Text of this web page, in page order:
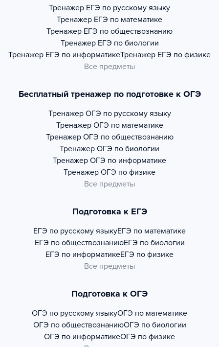
Тренажер ЕГЭ по русскому языку
Тренажер ЕГЭ по математике
Тренажер ЕГЭ по обществознанию
Тренажер ЕГЭ по биологии
Тренажер ЕГЭ по информатикеТренажер ЕГЭ по физике
Все предметы
Бесплатный тренажер по подготовке к ОГЭ
Тренажер ОГЭ по русскому языку
Тренажер ОГЭ по математике
Тренажер ОГЭ по обществознанию
Тренажер ОГЭ по биологии
Тренажер ОГЭ по информатике
Тренажер ОГЭ по физике
Все предметы
Подготовка к ЕГЭ
ЕГЭ по русскому языкуЕГЭ по математике
ЕГЭ по обществознаниюЕГЭ по биологии
ЕГЭ по информатикеЕГЭ по физике
Все предметы
Подготовка к ОГЭ
ОГЭ по русскому языкуОГЭ по математике
ОГЭ по обществознаниюОГЭ по биологии
ОГЭ по информатикеОГЭ по физике